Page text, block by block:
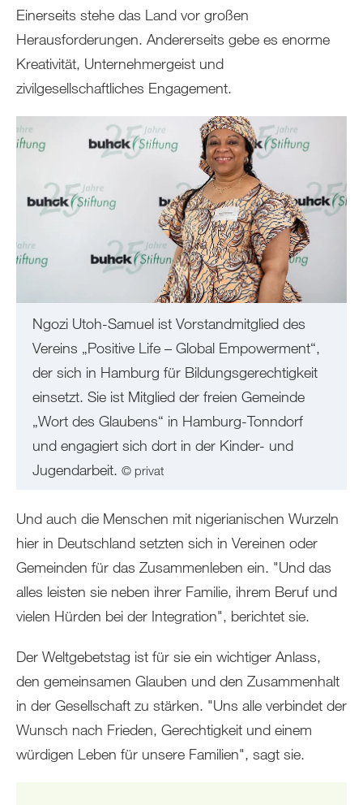
Einerseits stehe das Land vor großen
Herausforderungen. Andererseits gebe es enorme
Kreativität, Unternehmergeist und
zivilgesellschaftliches Engagement.
Ngozi Utoh-Samuel ist Vorstandmitglied des
Vereins „Positive Life – Global Empowerment“,
der sich in Hamburg für Bildungsgerechtigkeit
einsetzt. Sie ist Mitglied der freien Gemeinde
„Wort des Glaubens“ in Hamburg-Tonndorf
und engagiert sich dort in der Kinder- und
Jugendarbeit. © privat
Und auch die Menschen mit nigerianischen Wurzeln
hier in Deutschland setzten sich in Vereinen oder
Gemeinden für das Zusammenleben ein. "Und das
alles leisten sie neben ihrer Familie, ihrem Beruf und
vielen Hürden bei der Integration", berichtet sie.
Der Weltgebetstag ist für sie ein wichtiger Anlass,
den gemeinsamen Glauben und den Zusammenhalt
in der Gesellschaft zu stärken. "Uns alle verbindet der
Wunsch nach Frieden, Gerechtigkeit und einem
würdigen Leben für unsere Familien", sagt sie.